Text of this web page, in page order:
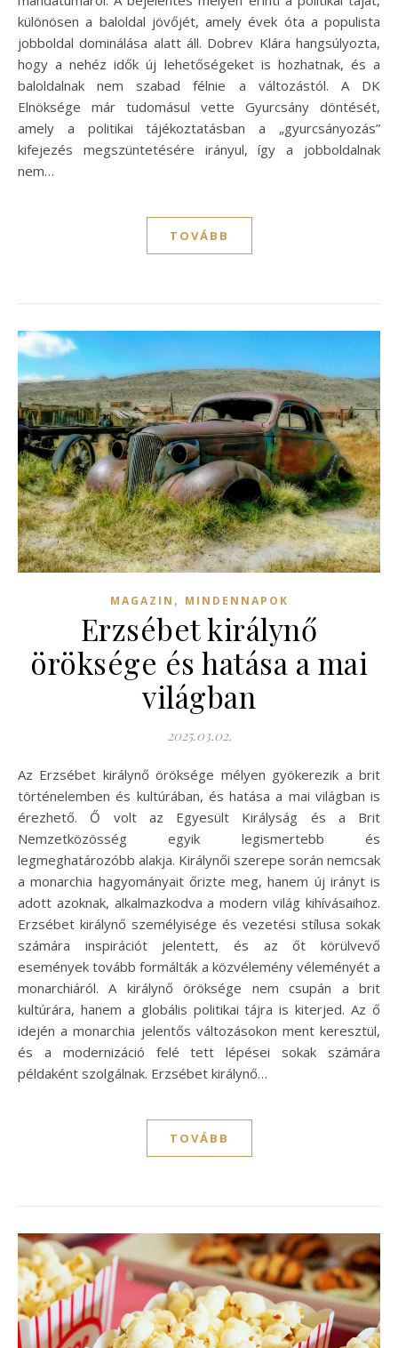
különösen a baloldal jövőjét, amely évek óta a populista
jobboldal dominálása alatt áll. Dobrev Klára hangsúlyozta,
hogy a nehéz idők új lehetőségeket is hozhatnak, és a
baloldalnak nem szabad félnie a változástól. A DK
Elnöksége már tudomásul vette Gyurcsány döntését,
amely a politikai tájékoztatásban a „gyurcsányozás”
kifejezés megszüntetésére irányul, így a jobboldalnak
nem…
TOVÁBB
MAGAZIN , MINDENNAPOK
Erzsébet királynő
öröksége és hatása a mai
világban
2025.03.02.
Az Erzsébet királynő öröksége mélyen gyökerezik a brit
történelemben és kultúrában, és hatása a mai világban is
érezhető. Ő volt az Egyesült Királyság és a Brit
Nemzetközösség egyik legismertebb és
legmeghatározóbb alakja. Királynői szerepe során nemcsak
a monarchia hagyományait őrizte meg, hanem új irányt is
adott azoknak, alkalmazkodva a modern világ kihívásaihoz.
Erzsébet királynő személyisége és vezetési stílusa sokak
számára inspirációt jelentett, és az őt körülvevő
események tovább formálták a közvélemény véleményét a
monarchiáról. A királynő öröksége nem csupán a brit
kultúrára, hanem a globális politikai tájra is kiterjed. Az ő
idején a monarchia jelentős változásokon ment keresztül,
és a modernizáció felé tett lépései sokak számára
példaként szolgálnak. Erzsébet királynő…
TOVÁBB